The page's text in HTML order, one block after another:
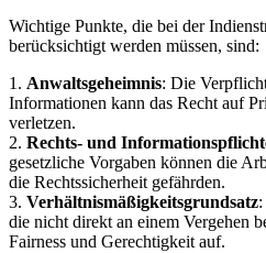
Wichtige Punkte, die bei der
berücksichtigt werden müssen, sind:
1. Anwaltsgeheimnis: Die
Informationen kann das Recht auf
verletzen.
2. Rechts- und
gesetzliche Vorgaben können die
die Rechtssicherheit gefährden.
3. Verhältnismäßigkeitsgrundsatz
die nicht direkt an einem Vergehen
Fairness und Gerechtigkeit auf.